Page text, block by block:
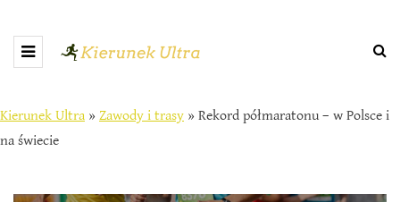
Kierunek Ultra » Zawody i trasy » Rekord półmaratonu – w Polsce i
na świecie